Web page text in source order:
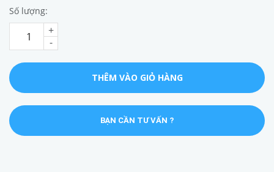
Số lượng:
-
+
THÊM VÀO GIỎ HÀNG
BẠN CẦN TƯ VẤN ?